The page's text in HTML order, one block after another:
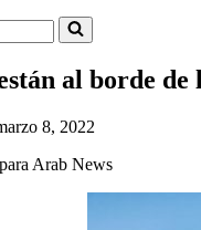
al borde de
8, 2022
para Arab News